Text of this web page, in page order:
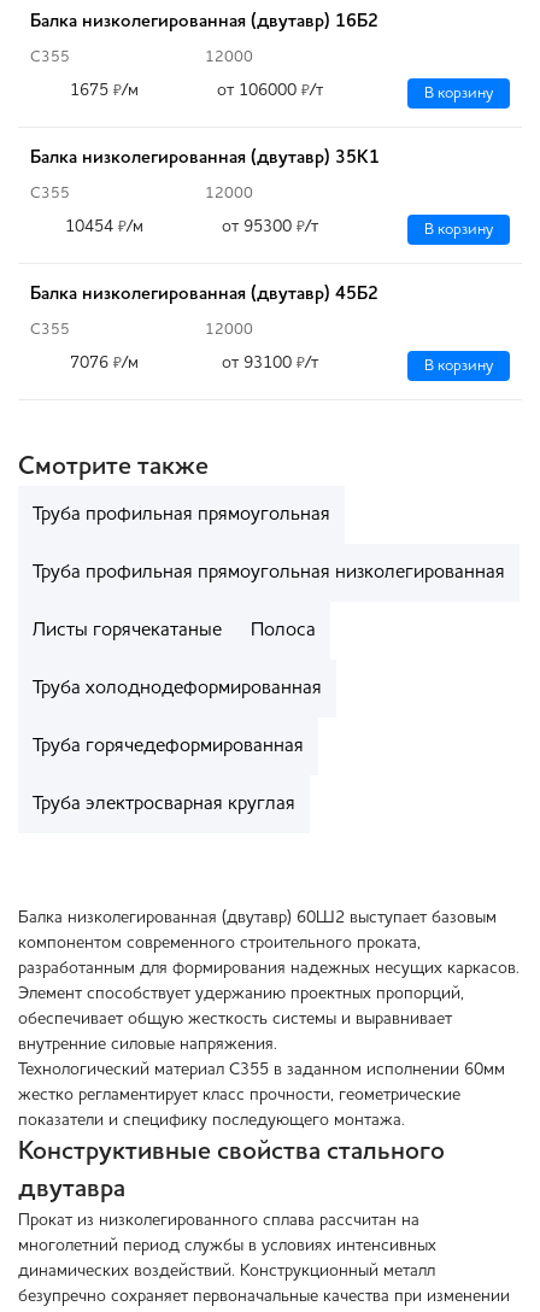
Балка низколегированная (двутавр) 16Б2
С355 12000
1675 ₽/м от 106000 ₽/т В корзину
Балка низколегированная (двутавр) 35К1
С355 12000
10454 ₽/м от 95300 ₽/т В корзину
Балка низколегированная (двутавр) 45Б2
С355 12000
7076 ₽/м от 93100 ₽/т В корзину
Смотрите также
Труба профильная прямоугольная
Труба профильная прямоугольная низколегированная
Листы горячекатаные Полоса
Труба холоднодеформированная
Труба горячедеформированная
Труба электросварная круглая
Балка низколегированная (двутавр) 60Ш2 выступает базовым
компонентом современного строительного проката,
разработанным для формирования надежных несущих каркасов.
Элемент способствует удержанию проектных пропорций,
обеспечивает общую жесткость системы и выравнивает
внутренние силовые напряжения.
Технологический материал С355 в заданном исполнении 60мм
жестко регламентирует класс прочности, геометрические
показатели и специфику последующего монтажа.
Конструктивные свойства стального
двутавра
Прокат из низколегированного сплава рассчитан на
многолетний период службы в условиях интенсивных
динамических воздействий. Конструкционный металл
безупречно сохраняет первоначальные качества при изменении